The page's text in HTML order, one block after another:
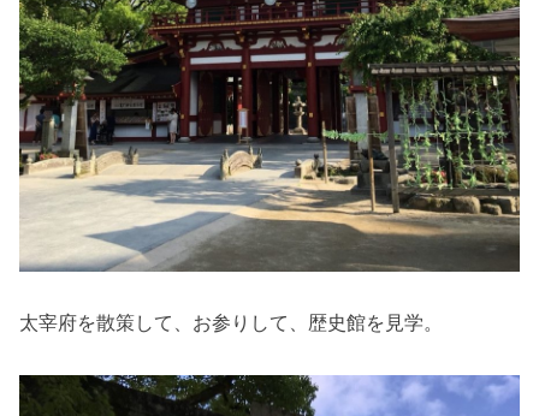
太宰府を散策して、お参りして、歴史館を見学。